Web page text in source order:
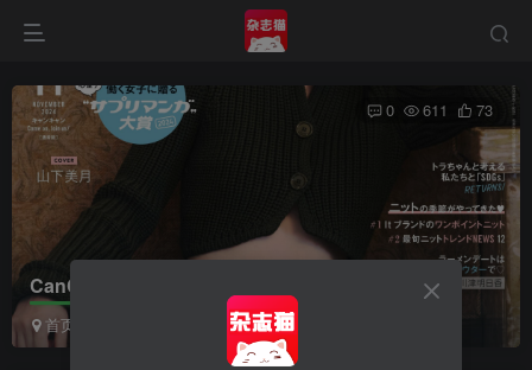
CanCam（キャンキャン）2024全年
首页 CanCam（キャンキャン）
0 611 73